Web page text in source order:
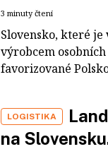
3 minuty čtení
Slovensko, které
výrobcem
favorizované
LOGISTIKA
na